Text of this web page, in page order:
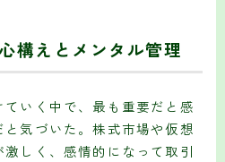
構えとメンタル管理
いく中で、最も重要だと感
と気づいた。株式市場や仮想
しく、感情的になって取引